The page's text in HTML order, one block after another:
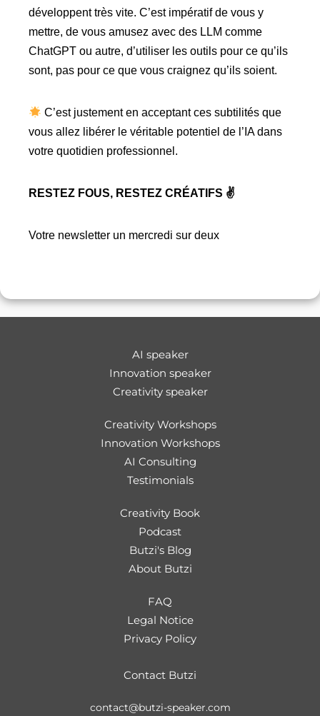
développent très vite. C’est impératif de vous y
mettre, de vous amusez avec des LLM comme
ChatGPT ou autre, d’utiliser les outils pour ce qu’ils
sont, pas pour ce que vous craignez qu’ils soient.
C’est justement en acceptant ces subtilités que
vous allez libérer le véritable potentiel de l’IA dans
votre quotidien professionnel.
RESTEZ FOUS, RESTEZ CRÉATIFS ✌️
Votre newsletter un mercredi sur deux
AI speaker
Innovation speaker
Creativity speaker
Creativity Workshops
Innovation Workshops
AI Consulting
Testimonials
Creativity Book
Podcast
Butzi's Blog
About Butzi
FAQ
Legal Notice
Privacy Policy
Contact Butzi
contact@butzi-speaker.com